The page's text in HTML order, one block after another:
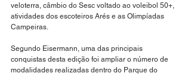
veloterra, câmbio do Sesc voltado ao voleibol 50+,
atividades dos escoteiros Arés e as Olimpíadas
Campeiras.
Segundo Eisermann, uma das principais
conquistas desta edição foi ampliar o número de
modalidades realizadas dentro do Parque do